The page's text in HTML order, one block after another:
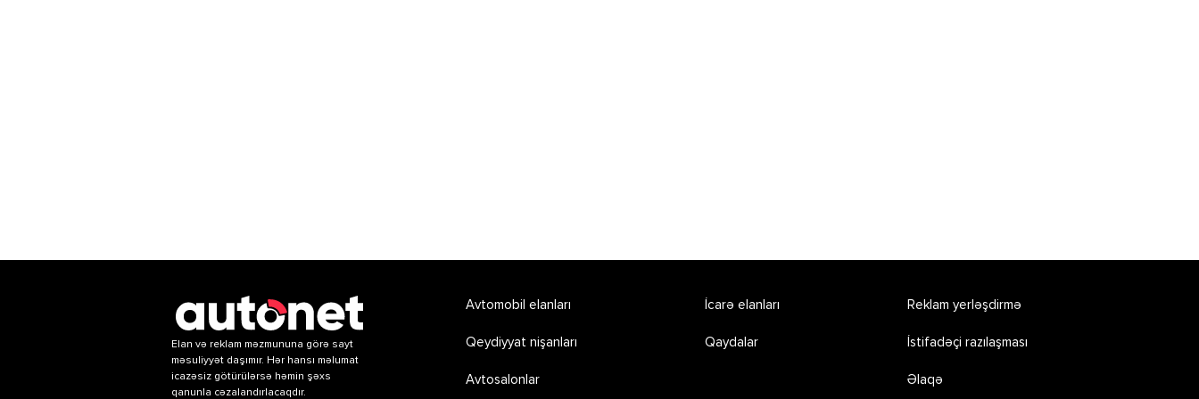
Elan və reklam məzmununa görə sayt
məsuliyyət daşımır. Hər hansı məlumat
icazəsiz götürülərsə həmin şəxs
qanunla cəzalandırlacaqdır.
Avtomobil elanları
Qeydiyyat nişanları
Avtosalonlar
İcarə elanları
Qaydalar
Reklam yerləşdirmə
İstifadəçi razılaşması
Əlaqə